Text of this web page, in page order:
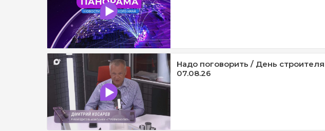
Надо поговорить / День
07.08.26